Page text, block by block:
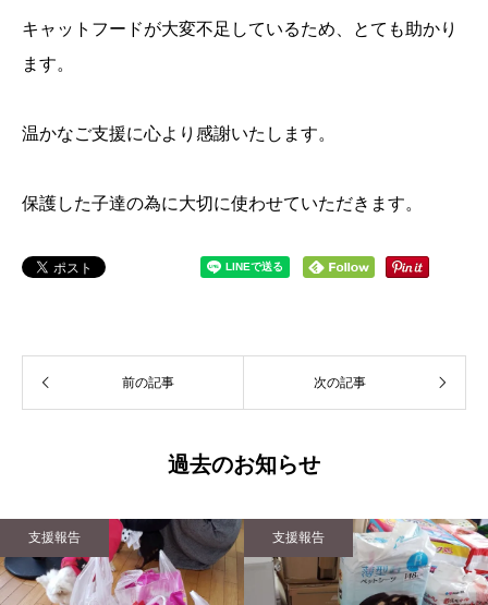
キャットフードが大変不足しているため、とても助かり
ます。
温かなご支援に心より感謝いたします。
保護した子達の為に大切に使わせていただきます。
前の記事 次の記事
過去のお知らせ
支援報告 支援報告